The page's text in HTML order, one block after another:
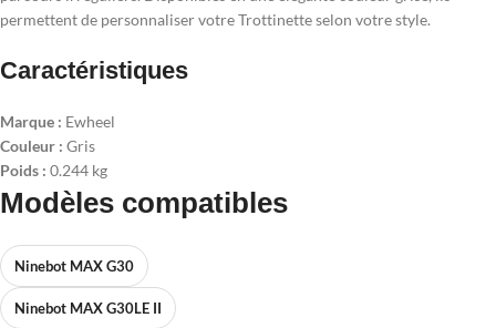
permettent de personnaliser votre Trottinette selon votre style.
Caractéristiques
Marque : Ewheel
Couleur : Gris
Poids : 0.244 kg
Modèles compatibles
Ninebot MAX G30
Ninebot MAX G30LE II